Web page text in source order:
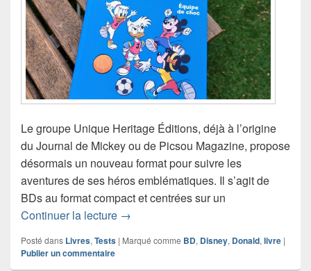
Le groupe Unique Heritage Éditions, déjà à l’origine
du Journal de Mickey ou de Picsou Magazine, propose
désormais un nouveau format pour suivre les
aventures de ses héros emblématiques. Il s’agit de
BDs au format compact et centrées sur un
Continuer la lecture Les héros Disney dans une nouvelle
→
Posté dans Livres, Tests | Marqué comme BD, Disney, Donald, livre |
Publier un commentaire